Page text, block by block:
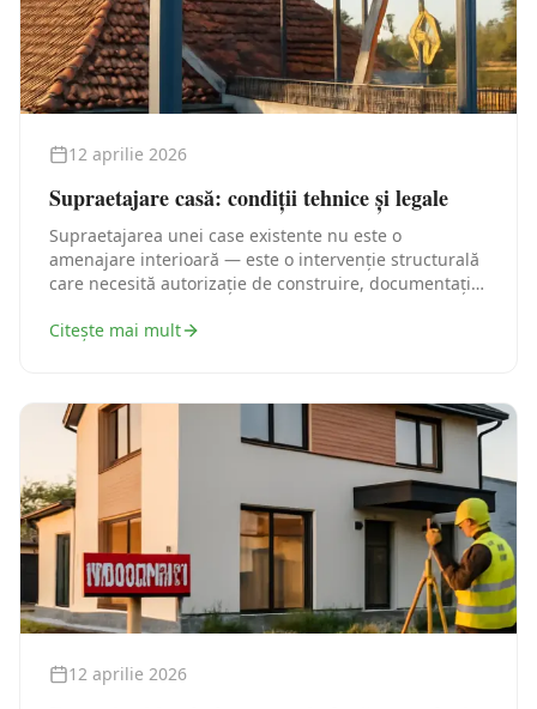
12 aprilie 2026
Supraetajare casă: condiții tehnice și legale
Supraetajarea unei case existente nu este o
amenajare interioară — este o intervenție structurală
care necesită autorizație de construire, documentație
structurală serioasă. Iată traseul legal corect, pas cu
Citește mai mult
12 aprilie 2026